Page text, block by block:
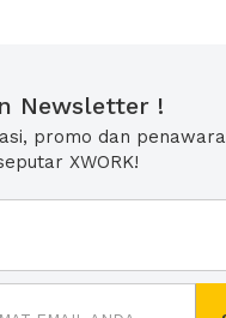
Newsletter !
promo dan
XWORK!